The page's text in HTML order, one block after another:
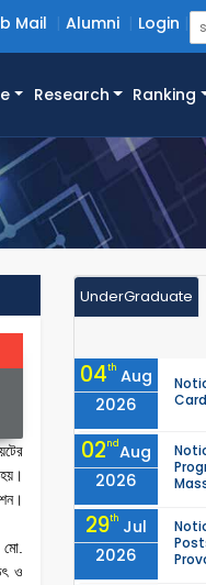
Mail Alumni Login
Research Ranking
ও
UnderGraduate
04th Aug
2026
02ndAug
2026
29th Jul
2026